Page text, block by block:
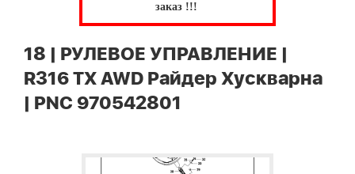
заказ !!!
18 | РУЛЕВОЕ УПРАВЛЕНИЕ |
R316 TX AWD Райдер Хускварна
| PNC 970542801